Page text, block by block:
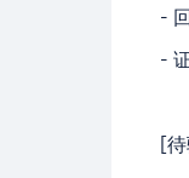
-
-
[